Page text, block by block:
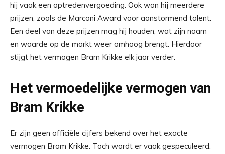
hij vaak een optredenvergoeding. Ook won hij meerdere
prijzen, zoals de Marconi Award voor aanstormend talent.
Een deel van deze prijzen mag hij houden, wat zijn naam
en waarde op de markt weer omhoog brengt. Hierdoor
stijgt het vermogen Bram Krikke elk jaar verder.
Het vermoedelijke vermogen van
Bram Krikke
Er zijn geen officiële cijfers bekend over het exacte
vermogen Bram Krikke. Toch wordt er vaak gespeculeerd.